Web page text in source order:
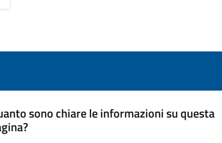
sono chiare le informazioni su questa